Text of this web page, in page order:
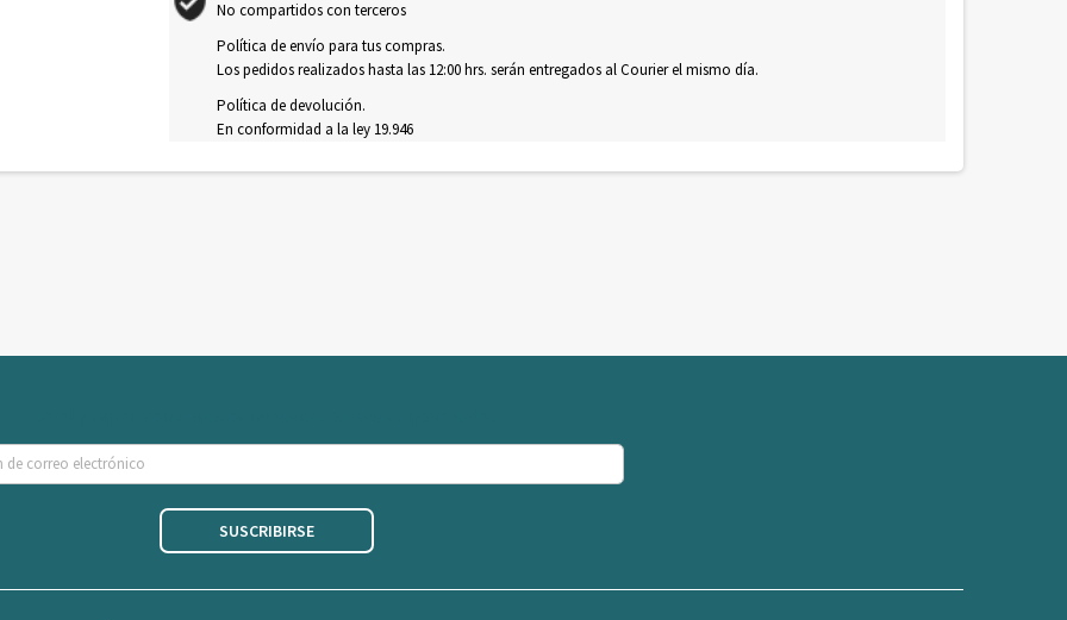
No compartidos con terceros
Política de envío para tus compras.
Los pedidos realizados hasta las 12:00 hrs. serán entregados al Courier el mismo día.
Política de devolución.
En conformidad a la ley 19.946
SUSCRIBIRSE